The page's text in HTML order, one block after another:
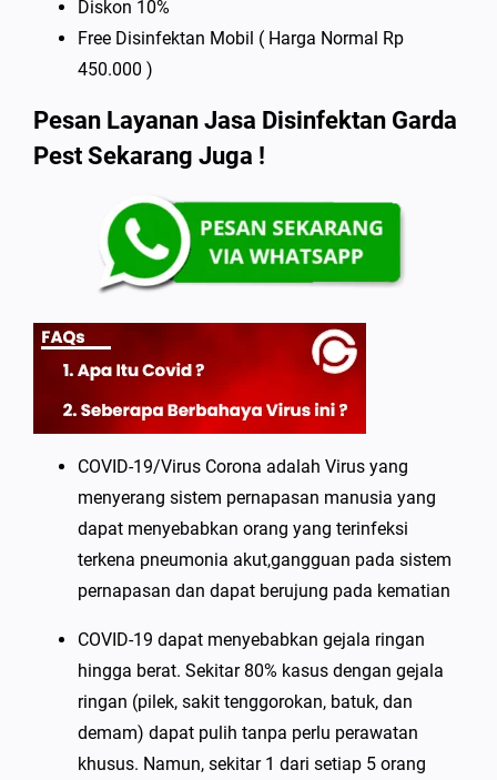
Diskon 10%
Free Disinfektan Mobil ( Harga Normal Rp
450.000 )
Pesan Layanan Jasa Disinfektan Garda
Pest Sekarang Juga !
COVID-19/Virus Corona adalah Virus yang
menyerang sistem pernapasan manusia yang
dapat menyebabkan orang yang terinfeksi
terkena pneumonia akut,gangguan pada sistem
pernapasan dan dapat berujung pada kematian
COVID-19 dapat menyebabkan gejala ringan
hingga berat. Sekitar 80% kasus dengan gejala
ringan (pilek, sakit tenggorokan, batuk, dan
demam) dapat pulih tanpa perlu perawatan
khusus. Namun, sekitar 1 dari setiap 5 orang